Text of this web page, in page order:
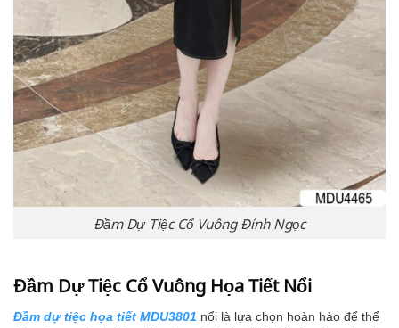
Đầm Dự Tiệc Cổ Vuông Đính Ngọc
Đầm Dự Tiệc Cổ Vuông Họa Tiết Nổi
Đầm dự tiệc họa tiết MDU3801 nổi là lựa chọn hoàn hảo để thể